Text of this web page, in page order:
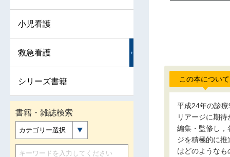
この本について
平成24年の診
リアージに期
編集・監修し，
ジを積極的に
はどのような
小児看護
救急看護
シリーズ書籍
書籍・雑誌検索
カテゴリー選択